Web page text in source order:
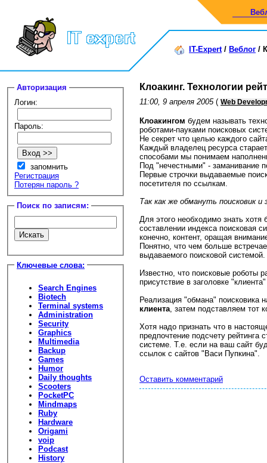
IT-Expert/ Веблог /
Авторизация
Логин:
Пароль:
запомнить
Регистрация
Потерян пароль ?
Поиск по записям:
Ключевые слова:
Search Engines
Biotech
Terminal systems
Administration
Security
Graphics
Multimedia
Backup
Games
Humor
Daily thoughts
Scooters
PocketPC
Mindmaps
Ruby
Hardware
Origami
voip
Podcast
History
Клоакинг. Технологии
11:00, 9 апреля 2005 ( Web
Клоакингом будем называть
роботами-пауками поисковых
Не секрет что целью каждого
Каждый владелец ресурса
способами мы понимаем
Под "нечестными" - заманивание
Первые строчки выдаваемые
посетителя по ссылкам.
Так как же обмануть поисковик
Для этого необходимо знать
составлении индекса поисковая
конечно, контент, оращая
Понятно, что чем больше
выдаваемого поисковой системой.
Известно, что поисковые роботы
присутствие в заголовке
Реализация "обмана" поисковика
клиента , затем подставляем тот
Хотя надо признать что в
предпочтение подсчету рейтинга
системе. Т.е. если на ваш сайт
ссылок с сайтов "Васи Пупкина".
Оставить комментарий